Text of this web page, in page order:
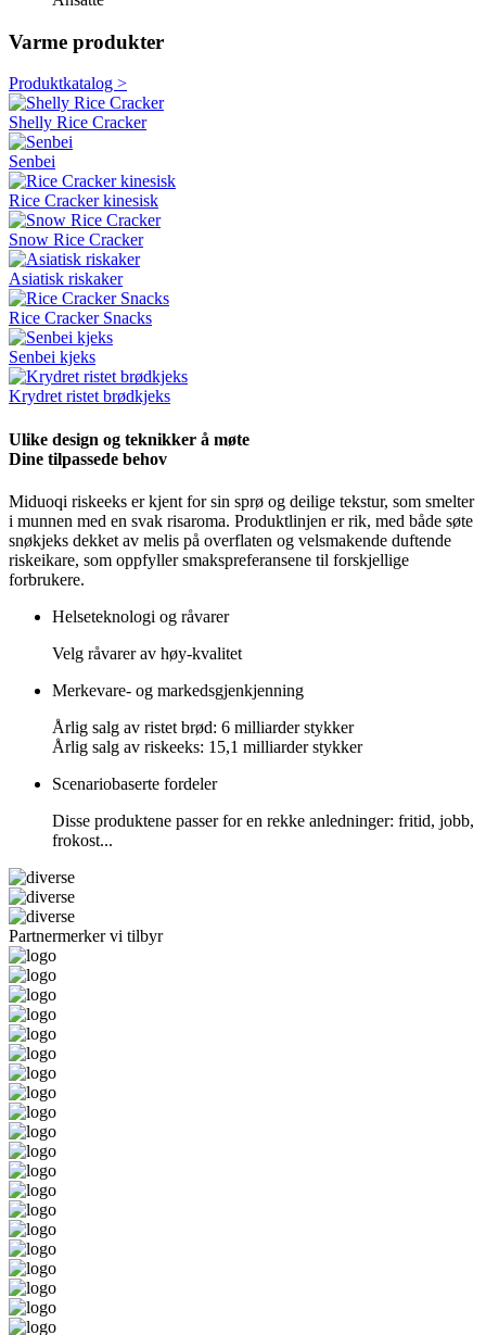
Varme produkter
Produktkatalog >
Shelly Rice Cracker
Senbei
Rice Cracker kinesisk
Snow Rice Cracker
Asiatisk riskaker
Rice Cracker Snacks
Senbei kjeks
Krydret ristet brødkjeks
Ulike design og teknikker å møte
Dine tilpassede behov
Miduoqi riskeeks er kjent for sin sprø og deilige tekstur, som smelter
i munnen med en svak risaroma. Produktlinjen er rik, med både søte
snøkjeks dekket av melis på overflaten og velsmakende duftende
riskeikare, som oppfyller smakspreferansene til forskjellige
forbrukere.
Helseteknologi og råvarer
Velg råvarer av høy-kvalitet
Merkevare- og markedsgjenkjenning
Årlig salg av ristet brød: 6 milliarder stykker
Årlig salg av riskeeks: 15,1 milliarder stykker
Scenariobaserte fordeler
Disse produktene passer for en rekke anledninger: fritid, jobb,
frokost...
Partnermerker vi tilbyr